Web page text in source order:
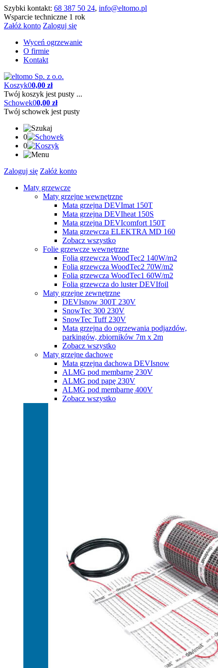
Szybki kontakt: 68 387 50 24, info@eltomo.pl
Wsparcie techniczne 1 rok
Załóż konto Zaloguj się
Wyceń ogrzewanie
O firmie
Kontakt
Koszyk00,00 zł
Twój koszyk jest pusty ...
Schowek00,00 zł
Twój schowek jest pusty
0
0
Zaloguj się Załóż konto
Maty grzewcze
Maty grzejne wewnętrzne
Mata grzejna DEVImat 150T
Mata grzejna DEVIheat 150S
Mata grzejna DEVIcomfort 150T
Mata grzewcza ELEKTRA MD 160
Zobacz wszystko
Folie grzewcze wewnętrzne
Folia grzewcza WoodTec2 140W/m2
Folia grzewcza WoodTec2 70W/m2
Folia grzewcza WoodTec1 60W/m2
Folia grzewcza do luster DEVIfoil
Maty grzejne zewnętrzne
DEVIsnow 300T 230V
SnowTec 300 230V
SnowTec Tuff 230V
Mata grzejna do ogrzewania podjazdów,
parkingów, zbiorników 7m x 2m
Zobacz wszystko
Maty grzejne dachowe
Mata grzejna dachowa DEVIsnow
ALMG pod membarnę 230V
ALMG pod papę 230V
ALMG pod membarnę 400V
Zobacz wszystko